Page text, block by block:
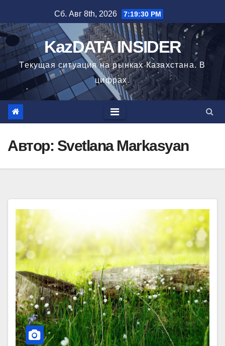
к
содержимому
Сб. Авг 8th, 2026 7:19:31 PM
KazDATA INSIDER
Текущая ситуация на рынках Казахстана. В
цифрах.
Автор: Svetlana Markasyan